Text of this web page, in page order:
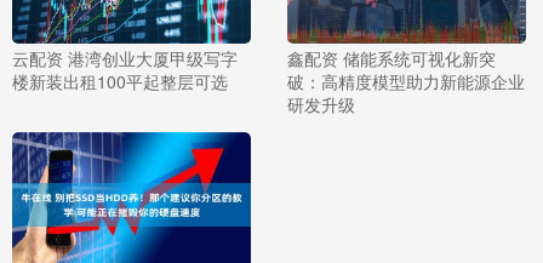
云配资 港湾创业大厦甲级写字
楼新装出租100平起整层可选
鑫配资 储能系统可视化新突
破：高精度模型助力新能源企业
研发升级